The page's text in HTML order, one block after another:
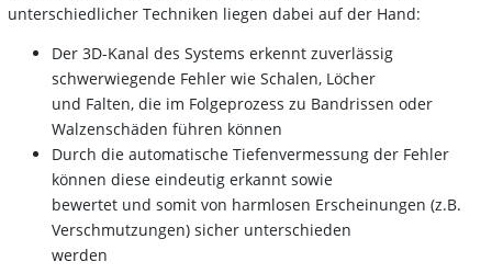
unterschiedlicher Techniken liegen dabei auf der Hand:
Der 3D-Kanal des Systems erkennt zuverlässig
schwerwiegende Fehler wie Schalen, Löcher
und Falten, die im Folgeprozess zu Bandrissen oder
Walzenschäden führen können
Durch die automatische Tiefenvermessung der Fehler
können diese eindeutig erkannt sowie
bewertet und somit von harmlosen Erscheinungen (z.B.
Verschmutzungen) sicher unterschieden
werden